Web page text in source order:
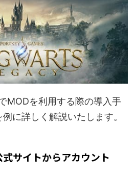
MODを利用する際の導入手
に詳しく解説いたします。
サイトからアカウント